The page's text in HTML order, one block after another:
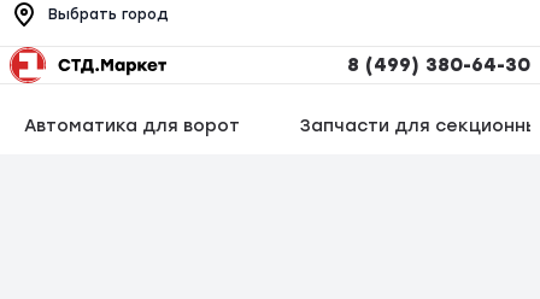
Выбрать город
8 (499) 380-64-30
Автоматика для ворот Запчасти для